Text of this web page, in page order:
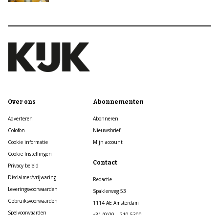
Over ons
Adverteren
Colofon
Cookie informatie
Cookie Instellingen
Privacy beleid
Disclaimer/vrijwaring
Leveringsvoorwaarden
Gebruiksvoorwaarden
Spelvoorwaarden
Abonnementen
Abonneren
Nieuwsbrief
Mijn account
Contact
Redactie
Spaklerweg 53
1114 AE Amsterdam